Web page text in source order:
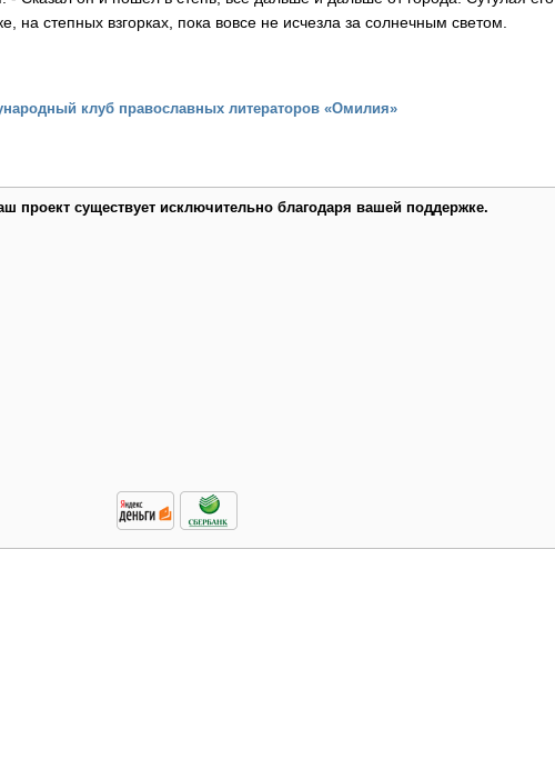
на степных взгорках, пока вовсе не исчезла за солнечным светом.
клуб православных литераторов «Омилия»
проект существует исключительно благодаря вашей поддержке.